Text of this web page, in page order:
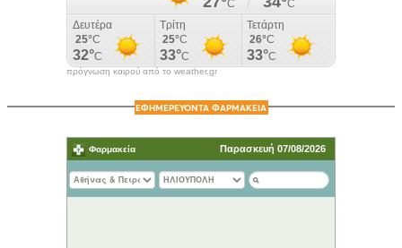
πρόγνωση καιρού από το weather.gr
ΕΦΗΜΕΡΕΥΟΝΤΑ ΦΑΡΜΑΚΕΙΑ